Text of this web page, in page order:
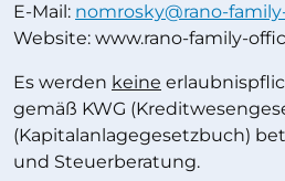
E-Mail: ed.seciffo-
ormon
Website: www.rano-family-
Es werden keine
gemäß KWG
(Kapitalanlagegesetzbuch)
und Steuerberatung.